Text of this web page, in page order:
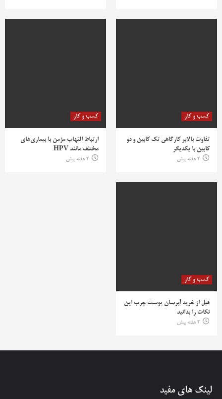
کسب و کار
تفاوت بالابر کارگاهی تک کابین و دو
کابین با یکدیگر
2 هفته پیش
کسب و کار
ارتباط التهاب مزمن با بیماری‌های
مختلف مانند HPV
2 هفته پیش
کسب و کار
قبل از خرید آبرسان پوست چرب این
نکات را بدانید
2 هفته پیش
لینک های مفید